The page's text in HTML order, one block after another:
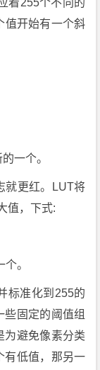
着255个不同的
值开始有一个斜
一个。
就更红。LUT将
值，下式:
。
标准化到255的
固定的阈值组
为避免像素分类
有低值，那另一